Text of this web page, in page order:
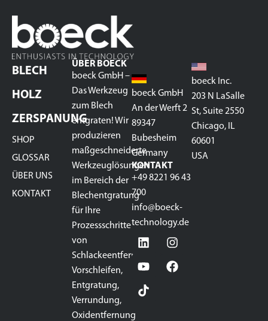
BLECH
HOLZ
ZERSPANUNG
SHOP
GLOSSAR
ÜBER UNS
KONTAKT
ÜBER BOECK
boeck GmbH –
Das Werkzeug
zum Blech
entgraten! Wir
produzieren
maßgeschneiderte
Werkzeuglösungen
im Bereich der
Blechentgratung
für Ihre
Prozessschritte
von
Schlackeentfernung,
Vorschleifen,
Entgratung,
Verrundung,
Oxidentfernung
boeck GmbH
An der Werft 2
89347
Bubesheim
Germany
KONTAKT
+49 8221 96 43
700
info@boeck-
technology.de
boeck Inc.
203 N LaSalle
St, Suite 2550
Chicago, IL
60601
USA